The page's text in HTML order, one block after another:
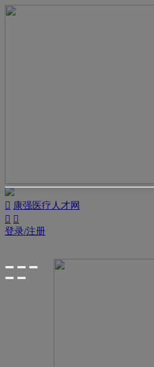
 康强医疗人才网
 
登录/注册